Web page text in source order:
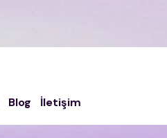
Blog İletişim